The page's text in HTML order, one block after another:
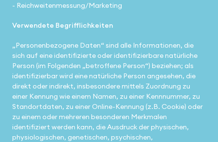
- Reichweitenmessung/Marketing
Verwendete Begrifflichkeiten
„Personenbezogene Daten“ sind alle Informationen, die
sich auf eine identifizierte oder identifizierbare natürliche
Person (im Folgenden „betroffene Person“) beziehen; als
identifizierbar wird eine natürliche Person angesehen, die
direkt oder indirekt, insbesondere mittels Zuordnung zu
einer Kennung wie einem Namen, zu einer Kennnummer, zu
Standortdaten, zu einer Online-Kennung (z.B. Cookie) oder
zu einem oder mehreren besonderen Merkmalen
identifiziert werden kann, die Ausdruck der physischen,
physiologischen, genetischen, psychischen,